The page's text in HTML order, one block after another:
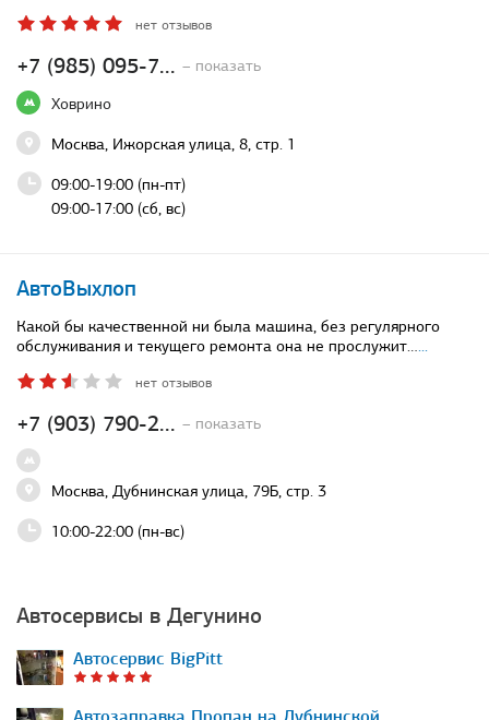
+7 (985) 095-7... – показать
Ховрино
Москва, Ижорская улица, 8, стр. 1
09:00-19:00 (пн-пт)
09:00-17:00 (сб, вс)
нет отзывов
АвтоВыхлоп
+7 (903) 790-2... – показать
Москва, Дубнинская улица, 79Б, стр. 3
10:00-22:00 (пн-вс)
Какой бы качественной ни была машина, без регулярного
обслуживания и текущего ремонта она не прослужит…...
нет отзывов
Автосервисы в Дегунино
Автосервис BigPitt